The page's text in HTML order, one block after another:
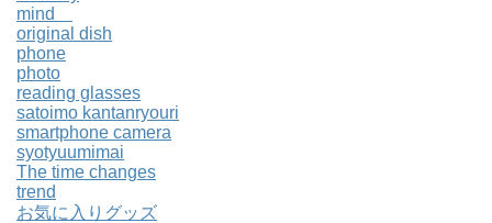
mind
original dish
phone
photo
reading glasses
satoimo kantanryouri
smartphone camera
syotyuumimai
The time changes
trend
お気に入りグッズ